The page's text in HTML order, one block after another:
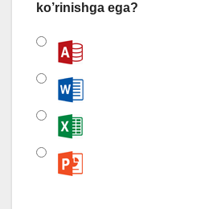
ko’rinishga ega?